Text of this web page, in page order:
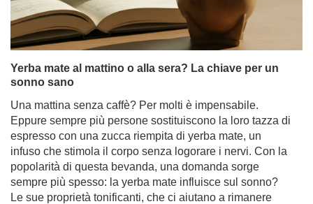
Yerba mate al mattino o alla sera? La chiave per un
sonno sano
Una mattina senza caffè? Per molti è impensabile.
Eppure sempre più persone sostituiscono la loro tazza di
espresso con una zucca riempita di yerba mate, un
infuso che stimola il corpo senza logorare i nervi. Con la
popolarità di questa bevanda, una domanda sorge
sempre più spesso: la yerba mate influisce sul sonno?
Le sue proprietà tonificanti, che ci aiutano a rimanere